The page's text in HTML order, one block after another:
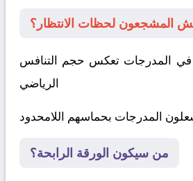
المشجعون لحظات الانتظار؟
في المدرجات تعكس حجم التنافس
الرياضي
المدرجات بحماسهم اللامحدود
من سيكون الورقة الرابحة؟